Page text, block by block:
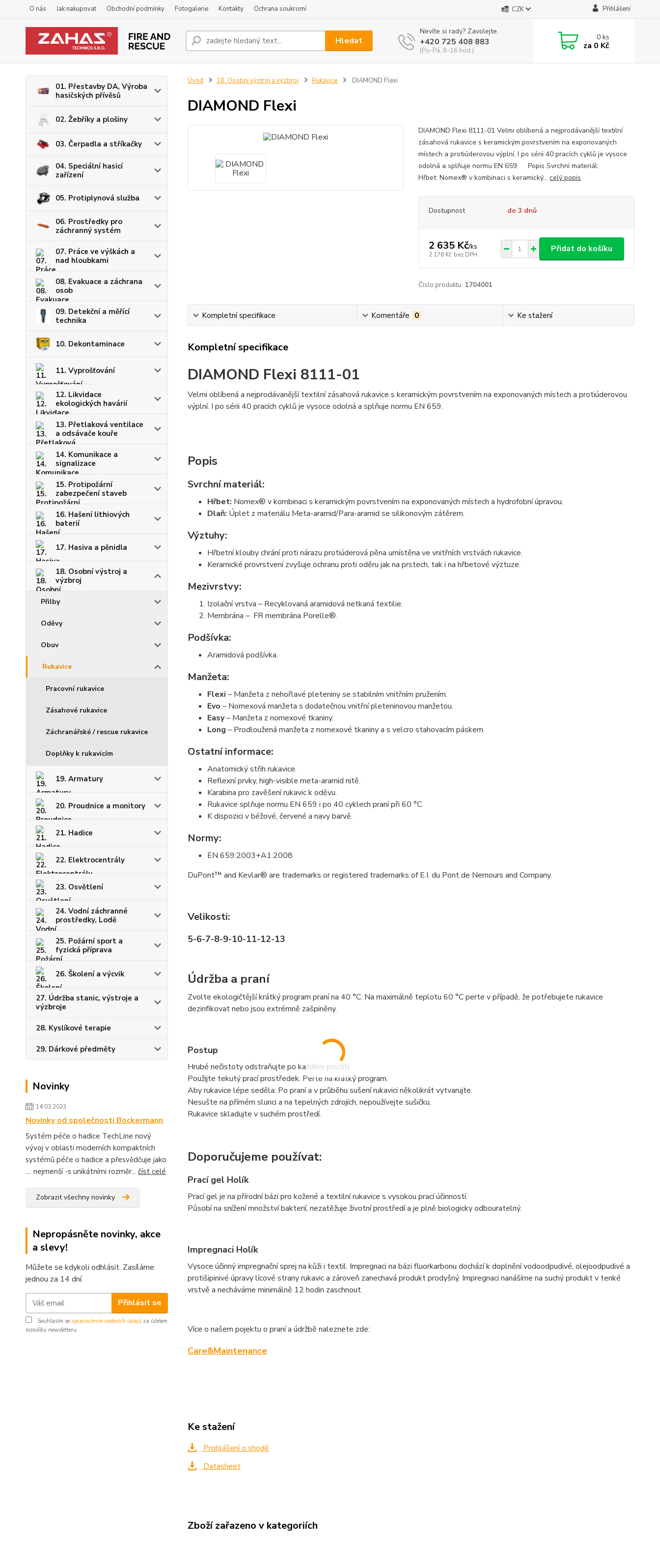
O nás Jak nakupovat Obchodní podmínky Fotogalerie Kontakty Ochrana soukromí CZK Přihlášení
Hledat
Nevíte si rady? Zavolejte.
+420 725 408 883
(Po-Pá, 8-16 hod.)
0ks
za 0 Kč
01. Přestavby DA, Výroba
hasičských přívěsů
02. Žebříky a plošiny
03. Čerpadla a stříkačky
04. Speciální hasicí
zařízení
05. Protiplynová služba
06. Prostředky pro
záchranný systém
07. Práce ve výškách a
nad hloubkami
08. Evakuace a záchrana
osob
09. Detekční a měřící
technika
10. Dekontaminace
11. Vyprošťování
12. Likvidace
ekologických havárií
13. Přetlaková ventilace
a odsávače kouře
14. Komunikace a
signalizace
15. Protipožární
zabezpečení staveb
16. Hašení lithiových
baterií
17. Hasiva a pěnidla
18. Osobní výstroj a
výzbroj
Přilby
Oděvy
Obuv
Rukavice
Pracovní rukavice
Zásahové rukavice
Záchranářské / rescue rukavice
Doplňky k rukavicím
19. Armatury
20. Proudnice a monitory
21. Hadice
22. Elektrocentrály
23. Osvětlení
24. Vodní záchranné
prostředky, Lodě
25. Požární sport a
fyzická příprava
26. Školení a výcvik
27. Údržba stanic, výstroje a
výzbroje
28. Kyslíkové terapie
29. Dárkové předměty
Novinky
14.03.2023
Novinky od společnosti Bockermann
Systém péče o hadice TechLine nový
vývoj v oblasti moderních kompaktních
systémů péče o hadice a přesvědčuje jako
.... nejmenší -s unikátními rozměr... číst celé
Zobrazit všechny novinky
Nepropásněte novinky, akce
a slevy!
Můžete se kdykoli odhlásit. Zasíláme
jednou za 14 dní.
Přihlásit se
Souhlasím se zpracováním osobních údajů za účelem
rozesílky newsletteru.
Úvod 18. Osobní výstroj a výzbroj Rukavice DIAMOND Flexi
DIAMOND Flexi
DIAMOND Flexi 8111-01 Velmi oblíbená a nejprodávanější textilní
zásahová rukavice s keramickým povrstvením na exponovaných
místech a protiúderovou výplní. I po sérii 40 pracích cyklů je vysoce
odolná a splňuje normu EN 659. Popis Svrchní materiál:
Hřbet: Nomex® v kombinaci s keramický... celý popis
Dostupnost do 3 dnů
2 635 Kč/ks
2 178 Kč bez DPH
Přidat do košíku
Číslo produktu: 1704001
Kompletní specifikace Komentáře 0 Ke stažení
Kompletní specifikace
DIAMOND Flexi 8111-01
Velmi oblíbená a nejprodávanější textilní zásahová rukavice s keramickým povrstvením na exponovaných místech a protiúderovou
výplní. I po sérii 40 pracích cyklů je vysoce odolná a splňuje normu EN 659.
Popis
Svrchní materiál:
Hřbet: Nomex® v kombinaci s keramickým povrstvením na exponovaných místech a hydrofobní úpravou.
Dlaň: Úplet z materiálu Meta-aramid/Para-aramid se silikonovým zátěrem.
Výztuhy:
Hřbetní klouby chrání proti nárazu protiúderová pěna umístěna ve vnitřních vrstvách rukavice.
Keramické provrstvení zvyšuje ochranu proti oděru jak na prstech, tak i na hřbetové výztuze.
Mezivrstvy:
Izolační vrstva – Recyklovaná aramidová netkaná textilie.
Membrána – FR membrána Porelle®.
Podšívka:
Aramidová podšívka.
Manžeta:
Flexi – Manžeta z nehořlavé pleteniny se stabilním vnitřním pružením.
Evo – Nomexová manžeta s dodatečnou vnitřní pleteninovou manžetou.
Easy– Manžeta z nomexové tkaniny.
Long – Prodloužená manžeta z nomexové tkaniny a s velcro stahovacím páskem.
Ostatní informace:
Anatomický střih rukavice.
Reflexní prvky, high-visible meta-aramid nitě.
Karabina pro zavěšení rukavic k oděvu.
Rukavice splňuje normu EN 659 i po 40 cyklech praní při 60 °C.
K dispozici v béžové, červené a navy barvě.
Normy:
EN 659:2003+A1:2008
DuPont™ and Kevlar® are trademarks or registered trademarks of E.I. du Pont de Nemours and Company.
Velikosti:
5-6-7-8-9-10-11-12-13
Údržba a praní
Zvolte ekologičtější krátký program praní na 40 °C. Na maximálně teplotu 60 °C perte v případě, že potřebujete rukavice
dezinfikovat nebo jsou extrémně zašpiněny.
Postup
Hrubé nečistoty odstraňujte po každém použití.
Použijte tekutý prací prostředek. Perte na krátký program.
Aby rukavice lépe seděla: Po praní a v průběhu sušení rukavici několikrát vytvarujte.
Nesušte na přímém slunci a na tepelných zdrojích, nepoužívejte sušičku.
Rukavice skladujte v suchém prostředí.
Doporučujeme používat:
Prací gel Holík
Prací gel je na přírodní bázi pro kožené a textilní rukavice s vysokou prací účinností.
Působí na snížení množství bakterií, nezatěžuje životní prostředí a je plně biologicky odbouratelný.
Impregnaci Holík
Vysoce účinný impregnační sprej na kůži i textil. Impregnaci na bázi fluorkarbonu dochází k doplnění vodoodpudivé, olejoodpudivé a
protišipinivé úpravy lícové strany rukavic a zároveň zanechavá produkt prodyšný. Impregnaci nanášíme na suchý produkt v tenké
vrstvě a necháváme minimálně 12 hodin zaschnout.
Více o našem pojektu o praní a údržbě naleznete zde:
Care&Maintenance
Ke stažení
Prohlášení o shodě
Datasheet
Zboží zařazeno v kategoriích